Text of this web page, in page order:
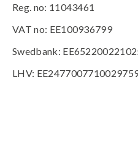
Reg. no: 11043461
VAT no: EE100936799
Swedbank:
LHV: